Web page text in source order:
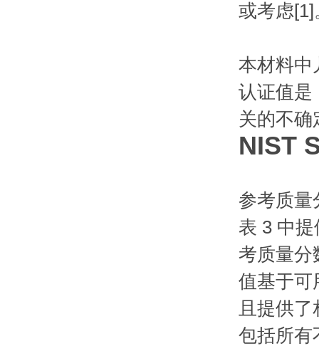
或考虑
本材料中
认证值是
关的不确
NIST
参考质量
表 3 中
考质量分
值基于可
且提供
包括所有